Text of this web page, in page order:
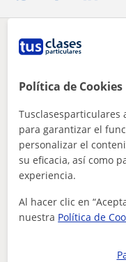
¿Hay algún error
Tus clases particulares
Burguillos de Toledo
Otros
Burguillos de
interesarte
Política de Cookies
Tusclasesparticulares
para garantizar el
personalizar el
su eficacia, así como
experiencia.
Al hacer clic en
nuestra Política de